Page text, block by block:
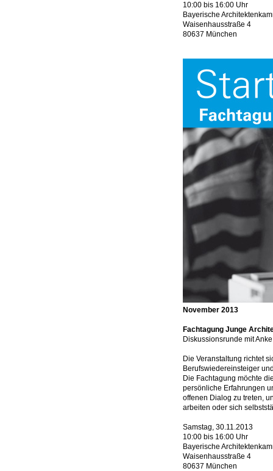
10:00 bis 16:00 Uhr
Bayerische
Waisenhausstraße 4
80637 München
November 2013
Fachtagung Junge
Diskussionsrunde mit
Die Veranstaltung richtet
Berufswiedereinsteiger
Die Fachtagung möchte
persönliche Erfahrungen
offenen Dialog zu treten,
arbeiten oder sich
Samstag, 30.11.2013
10:00 bis 16:00 Uhr
Bayerische
Waisenhausstraße 4
80637 München